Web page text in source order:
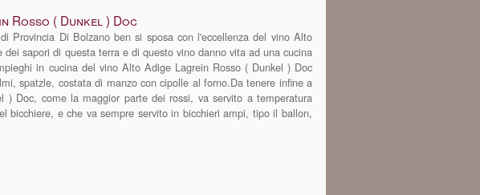
Rosso ( Dunkel ) Doc
Provincia Di Bolzano ben si sposa con l'eccellenza del vino Alto
sapori di questa terra e di questo vino danno vita ad una cucina
in cucina del vino Alto Adige Lagrein Rosso ( Dunkel ) Doc
spatzle, costata di manzo con cipolle al forno.Da tenere infine a
Doc, come la maggior parte dei rossi, va servito a temperatura
bicchiere, e che va sempre servito in bicchieri ampi, tipo il ballon,